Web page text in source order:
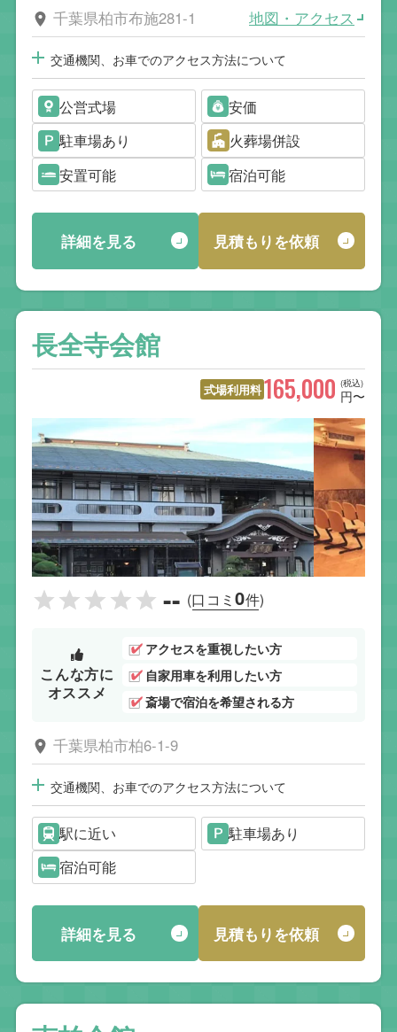
千葉県柏市布施281-1 地図・アクセス
交通機関、お車でのアクセス方法について
公営式場
安価
駐車場あり
火葬場併設
安置可能
宿泊可能
詳細を見る 見積もりを依頼
長全寺会館
式場利用料 (税込)
165,000 円〜
-- (口コミ0件)
こんな方に
オススメ
アクセスを重視したい方
自家用車を利用したい方
斎場で宿泊を希望される方
千葉県柏市柏6-1-9
交通機関、お車でのアクセス方法について
駅に近い
駐車場あり
宿泊可能
詳細を見る 見積もりを依頼